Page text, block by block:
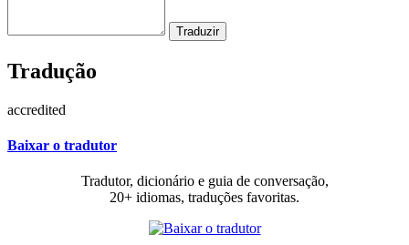
Tradução
accredited
Baixar o tradutor
Tradutor, dicionário e guia de conversação,
20+ idiomas, traduções favoritas.